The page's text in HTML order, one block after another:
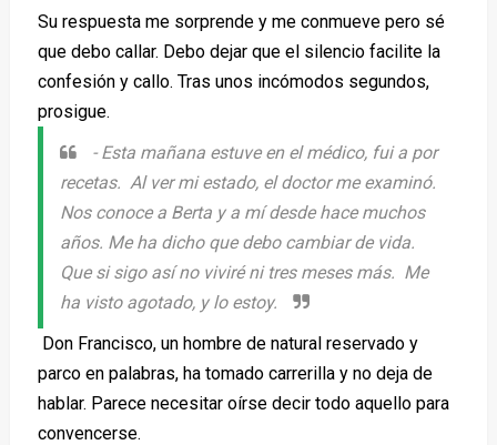
Su respuesta me sorprende y me conmueve pero sé
que debo callar. Debo dejar que el silencio facilite la
confesión y callo. Tras unos incómodos segundos,
prosigue.
- Esta mañana estuve en el médico, fui a por
recetas. Al ver mi estado, el doctor me examinó.
Nos conoce a Berta y a mí desde hace muchos
años. Me ha dicho que debo cambiar de vida.
Que si sigo así no viviré ni tres meses más. Me
ha visto agotado, y lo estoy.
Don Francisco, un hombre de natural reservado y
parco en palabras, ha tomado carrerilla y no deja de
hablar. Parece necesitar oírse decir todo aquello para
convencerse.